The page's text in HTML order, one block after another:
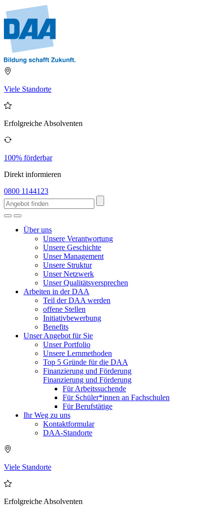
Viele Standorte
Erfolgreiche Absolventen
100% förderbar
Direkt informieren
0800 1144123
Über uns
Unsere Verantwortung
Unsere Geschichte
Unser Management
Unsere Struktur
Unser Netzwerk
Unser Qualitätsversprechen
Arbeiten in der DAA
Teil der DAA werden
offene Stellen
Initiativbewerbung
Benefits
Unser Angebot für Sie
Unser Portfolio
Unsere Lernmethoden
Top 5 Gründe für die DAA
Finanzierung und Förderung
Finanzierung und Förderung
Für Arbeitssuchende
Für Schüler*innen an Fachschulen
Für Berufstätige
Ihr Weg zu uns
Kontaktformular
DAA-Standorte
Viele Standorte
Erfolgreiche Absolventen